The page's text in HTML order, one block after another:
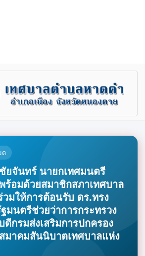
ด
ยจันทร์ นายกเทศมนตรี
ร้อมด้วยสมาชิกสภาเทศบาล
มให้การต้อนรับ ดร.ทรง
มนตรีช่วยว่าการกระทรวง
กรมส่งเสริมการปกครอง
มาคมสันนิบาตเทศบาลแห่ง